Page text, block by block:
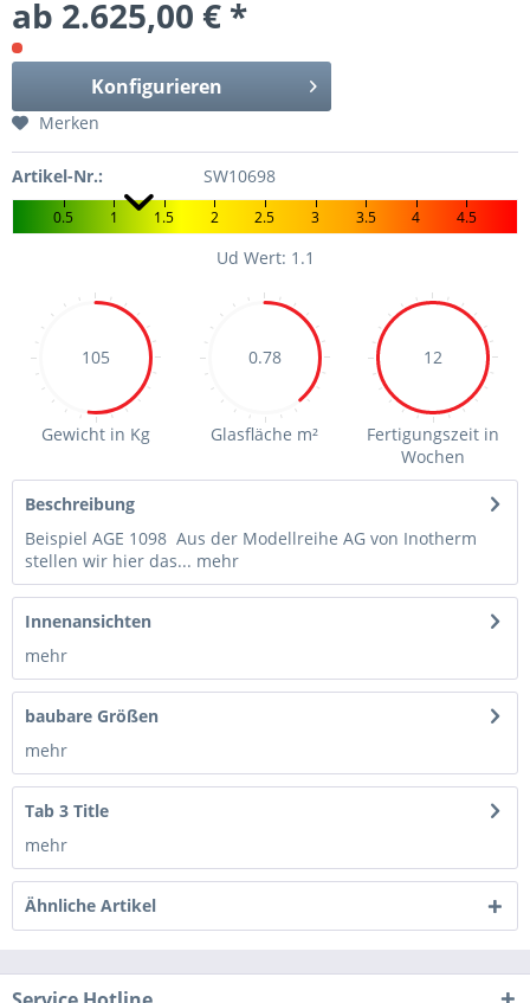
ab 2.625,00 € *
Konfigurieren
Merken
Artikel-Nr.: SW10698
0.5 1 1.5 2 2.5 3 3.5 4 4.5
Ud Wert: 1.1
105
Gewicht in Kg
0.78
Glasfläche m²
12
Fertigungszeit in
Wochen
Beschreibung
Beispiel AGE 1098 Aus der Modellreihe AG von Inotherm
stellen wir hier das... mehr
Innenansichten
mehr
baubare Größen
mehr
Tab 3 Title
mehr
Ähnliche Artikel